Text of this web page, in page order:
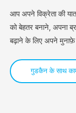
आप अपने विक्रेता की
को बेहतर बनाने, अपना
बढ़ाने के लिए अपने
गुडकैन के साथ